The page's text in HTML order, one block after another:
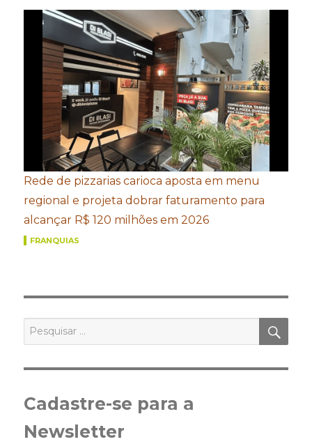
Rede de pizzarias carioca aposta em menu
regional e projeta dobrar faturamento para
alcançar R$ 120 milhões em 2026
FRANQUIAS
Pesquisar
por:
Cadastre-se para a
Newsletter